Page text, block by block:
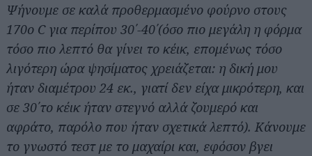
Ψήνουμε σε καλά προθερμασμένο φούρνο στους
170ο C για περίπου 30΄-40΄(όσο πιο μεγάλη η φόρμα
τόσο πιο λεπτό θα γίνει το κέικ, επομένως τόσο
λιγότερη ώρα ψησίματος χρειάζεται: η δική μου
ήταν διαμέτρου 24 εκ., γιατί δεν είχα μικρότερη, και
σε 30΄το κέικ ήταν στεγνό αλλά ζουμερό και
αφράτο, παρόλο που ήταν σχετικά λεπτό). Κάνουμε
το γνωστό τεστ με το μαχαίρι και, εφόσον βγει